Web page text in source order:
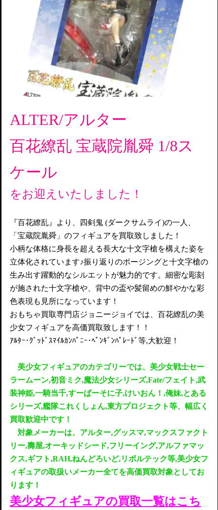
ALTER/アルター
百花繚乱 宝蔵院胤舜 1/8ス
ケール
をお迎えいたしました！
『百花繚乱』より、四剣鬼 (ダークサムライ)の一人、
「宝蔵院胤舜」のフィギュアを買取致しました！
小柄な体格に身長を超える長大な十文字槍を構えた姿を
立体化されています♪振り返りのポージングと十文字槍の
生み出す躍動的なシルエットが魅力的です。細密な彫刻
が施された十文字槍や、背中の盃や髪留めの鮮やかな彩
色表現も見所になっています！
おもちゃ買取専門店ジョニージョイでは、百花繚乱の美
少女フィギュアを高価買取致します！！
ｱﾙﾀｰ･ｸﾞｯﾄﾞｽﾏｲﾙｶﾝﾊﾟﾆｰ･ﾍﾟﾝｷﾞﾝﾊﾟﾚｰﾄﾞ等,大歓迎！
美少女フィギュアのカテゴリーでは、美少女戦士セー
ラームーン,初音ミク,魔法少女シリーズ,Fate/フェイト,武
装神姫,一騎当千,すーぱーそに子,けいおん！,俺妹,とある
シリーズ,艦隊これくしょん,東方プロジェクト等、幅広く
買取歓迎中です！
対象メーカーは、アルター,グッスマ,マックスファクト
リー,壽屋,オーキッドシード,フリーイング,アルファマッ
クス,ギフト,RAH,ねんどろいど,リボルテック等,美少女フ
ィギュアの取扱いメーカー全てを高価買取対象としてお
ります！
美少女フィギュアの買取一覧はこち